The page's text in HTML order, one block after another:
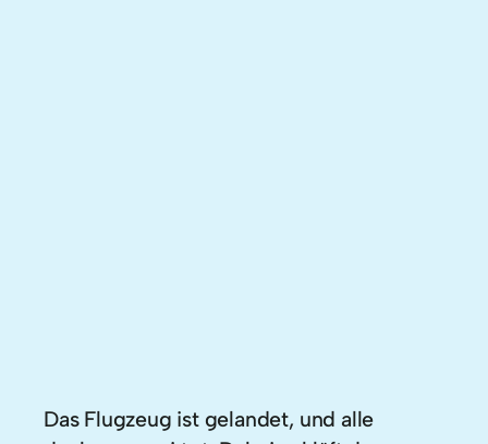
Das Flugzeug ist gelandet, und alle